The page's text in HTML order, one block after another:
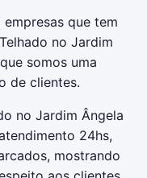
que tem
no Jardim
somos uma
de clientes.
no Jardim Ângela
24hs,
mostrando